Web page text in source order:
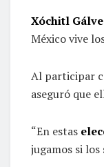
Xóchitl
México vive
Al participar
aseguró que
“En estas
jugamos si